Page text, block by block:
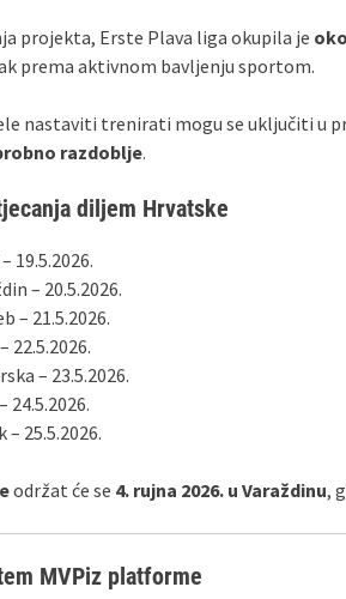
projekta, Erste Plava liga okupila je
prema aktivnom bavljenju sportom.
nastaviti trenirati mogu se uključiti u
razdoblje.
diljem Hrvatske
19.5.2026.
– 20.5.2026.
– 21.5.2026.
22.5.2026.
– 23.5.2026.
24.5.2026.
– 25.5.2026.
održat će se 4. rujna 2026. u Varaždinu,
MVPiz platforme